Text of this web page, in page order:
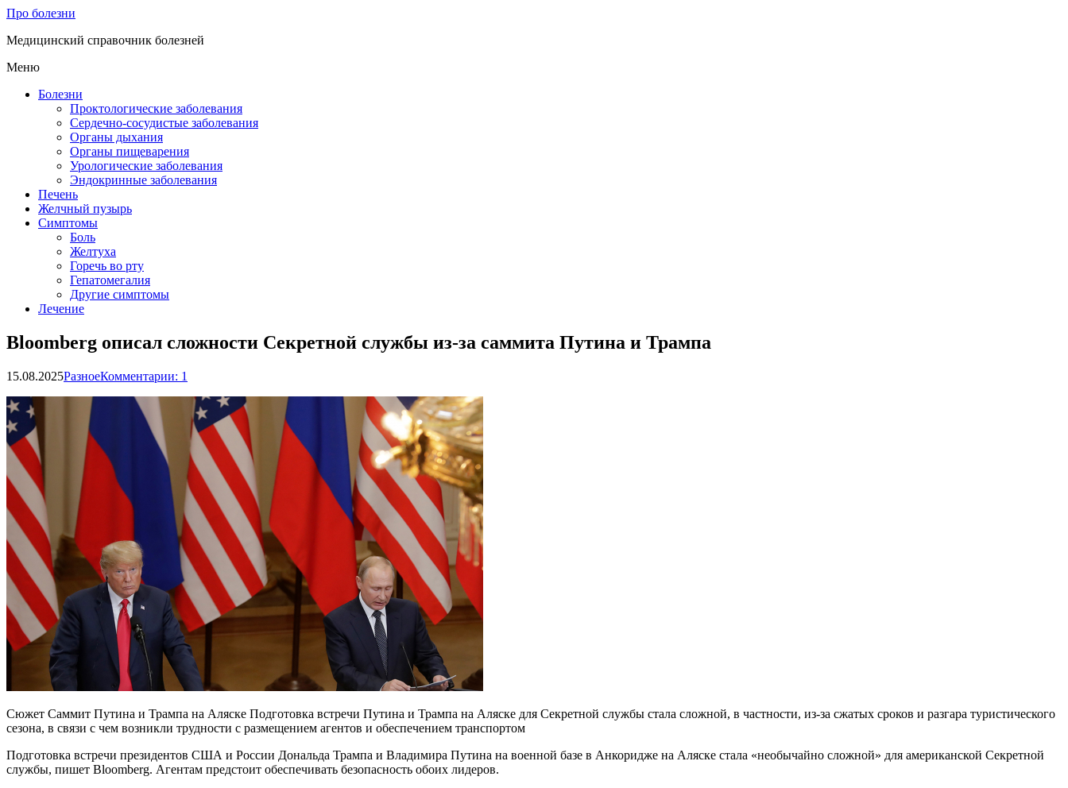
Про болезни
Медицинский справочник болезней
Меню
Болезни
Проктологические заболевания
Сердечно-сосудистые заболевания
Органы дыхания
Органы пищеварения
Урологические заболевания
Эндокринные заболевания
Печень
Желчный пузырь
Симптомы
Боль
Желтуха
Горечь во рту
Гепатомегалия
Другие симптомы
Лечение
Bloomberg описал сложности Секретной службы из-за саммита Путина и Трампа
15.08.2025РазноеКомментарии: 1
Сюжет Саммит Путина и Трампа на Аляске Подготовка встречи Путина и Трампа на Аляске для Секретной службы стала сложной, в частности, из-за сжатых сроков и разгара туристического
сезона, в связи с чем возникли трудности с размещением агентов и обеспечением транспортом
Подготовка встречи президентов США и России Дональда Трампа и Владимира Путина на военной базе в Анкоридже на Аляске стала «необычайно сложной» для американской Секретной
службы, пишет Bloomberg. Агентам предстоит обеспечивать безопасность обоих лидеров.